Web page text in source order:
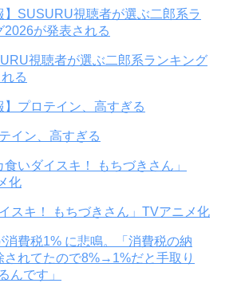
視聴者が選ぶ二郎系ランキング
る
イン、高すぎる
スキ！ もちづきさん」TVアニメ化